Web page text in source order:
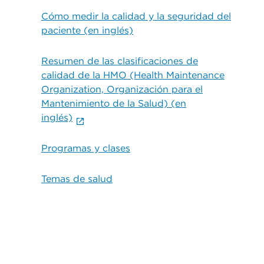
Cómo medir la calidad y la seguridad del
paciente (en inglés)
Resumen de las clasificaciones de
calidad de la HMO (Health Maintenance
Organization, Organización para el
Mantenimiento de la Salud) (en
inglés)
Programas y clases
Temas de salud